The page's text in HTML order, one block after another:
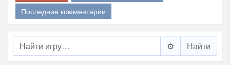
Последние комментарии
⚙️